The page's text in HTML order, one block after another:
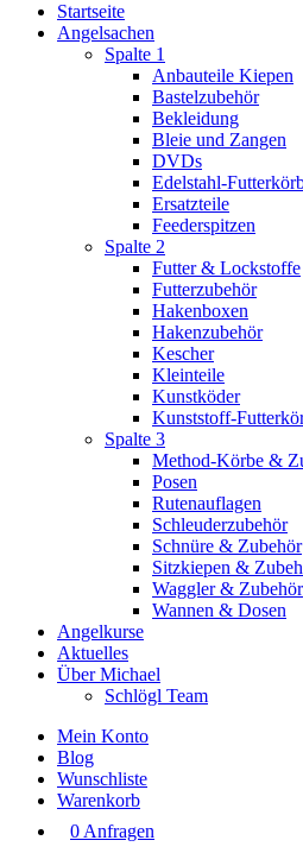
Startseite
Angelsachen
Spalte 1
Anbauteile Kiepen
Bastelzubehör
Bekleidung
Bleie und Zangen
DVDs
Edelstahl-
Ersatzteile
Feederspitzen
Spalte 2
Futter & Lockstoffe
Futterzubehör
Hakenboxen
Hakenzubehör
Kescher
Kleinteile
Kunstköder
Kunststoff-
Spalte 3
Method-Körbe &
Posen
Rutenauflagen
Schleuderzubehör
Schnüre & Zubehör
Sitzkiepen &
Waggler & Zubehör
Wannen & Dosen
Angelkurse
Aktuelles
Über Michael
Schlögl Team
Mein Konto
Blog
Wunschliste
Warenkorb
0 Anfragen